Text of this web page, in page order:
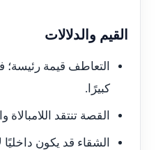
القيم والدلالات
التعاطف قيمة رئيسة؛
كبيرًا.
القصة تنتقد
الشقاء قد يكون داخليًا